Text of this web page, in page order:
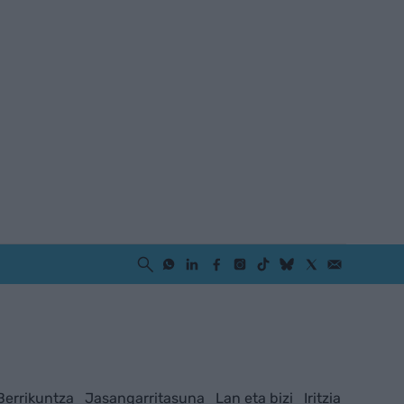
Jasangarritasuna Lan eta bizi Iritzia